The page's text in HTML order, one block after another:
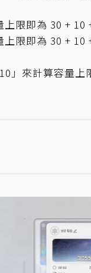
限即為 30 + 10
限即為 30 + 10
」來計算容量